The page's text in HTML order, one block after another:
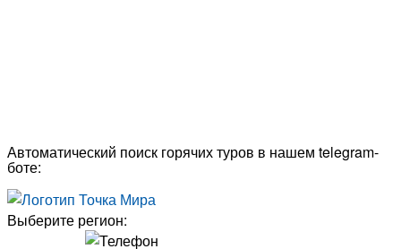
Автоматический поиск горячих туров в нашем telegram-
боте:
Выберите регион: